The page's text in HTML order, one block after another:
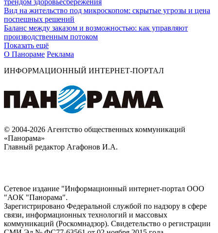
Вид на жительство под микроскопом: скрытые угрозы и цена
поспешных решений
Баланс между заказом и возможностью: как управляют
производственным потоком
Показать ещё
О Панораме Реклама
ИНФОРМАЦИОННЫЙ ИНТЕРНЕТ-ПОРТАЛ
© 2004-2026 Агентство общественных коммуникаций
«Панорама»
Главный редактор Агафонов И.А.
Сетевое издание "Информационный интернет-портал ООО
"АОК "Панорама".
Зарегистрировано Федеральной службой по надзору в сфере
связи, информационных технологий и массовых
коммуникаций (Роскомнадзор). Cвидетельство о регистрации